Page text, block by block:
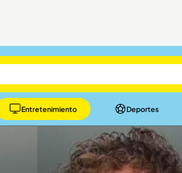
Entretenimiento Deportes